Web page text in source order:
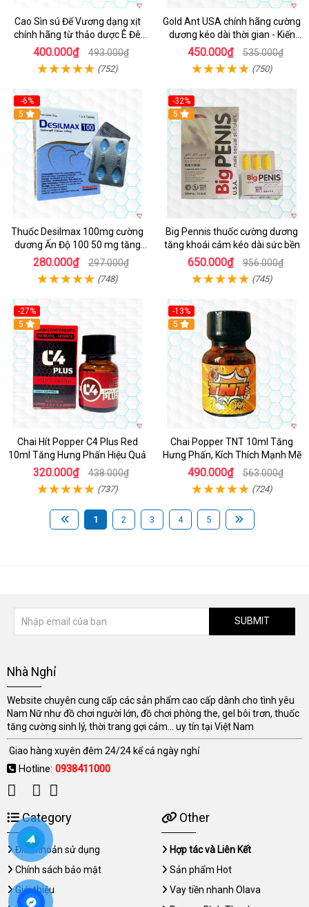
Cao Sìn sú Đế Vương dạng xịt
chính hãng từ thảo dược Ê Đê
Việt Nam
400.000₫ 493.000₫
(752)
Gold Ant USA chính hãng cường
dương kéo dài thời gian - Kiến
Vàng Đen Tây Tạng
450.000₫ 535.000₫
(750)
-6%
5
Thuốc Desilmax 100mg cường
dương Ấn Độ 100 50 mg tăng
sinh lý tốt nhất
280.000₫ 297.000₫
(748)
-32%
5
Big Pennis thuốc cường dương
tăng khoái cảm kéo dài sức bền
650.000₫ 956.000₫
(745)
-27%
5
Chai Hít Popper C4 Plus Red
10ml Tăng Hưng Phấn Hiệu Quả
320.000₫ 438.000₫
(737)
-13%
5
Chai Popper TNT 10ml Tăng
Hưng Phấn, Kích Thích Mạnh Mẽ
490.000₫ 563.000₫
(724)
1 2 3 4 5
SUBMIT
Nhà Nghỉ
Website chuyên cung cấp các sản phẩm cao cấp dành cho tình yêu
Nam Nữ như đồ chơi người lớn, đồ chơi phòng the, gel bôi trơn, thuốc
tăng cường sinh lý, thời trang gợi cảm... uy tín tại Việt Nam
Giao hàng xuyên đêm 24/24 kể cả ngày nghỉ
Hotline: 0938411000
Category
Điều khoản sử dụng
Chính sách bảo mật
Giới thiệu
Other
Hợp tác và Liên Kết
Sản phẩm Hot
Vay tiền nhanh Olava